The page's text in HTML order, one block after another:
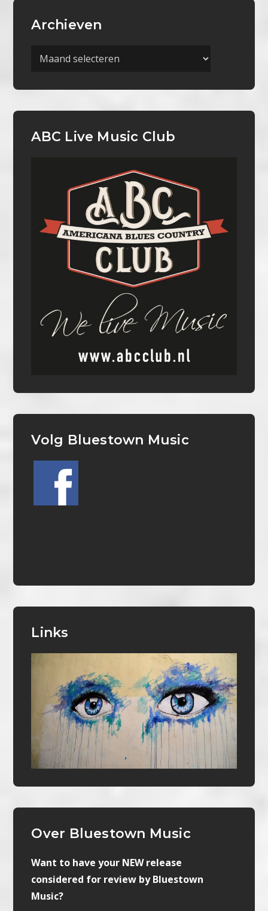
Archieven
Archieven
ABC Live Music Club
Volg Bluestown Music
Links
Over Bluestown Music
Want to have your NEW release
considered for review by Bluestown
Music?